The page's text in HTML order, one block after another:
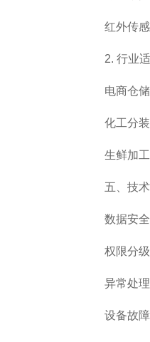
红外传
2. 行业
电商仓储
化工分装
生鲜加工
五、技
数据安全
权限分
异常处理
设备故